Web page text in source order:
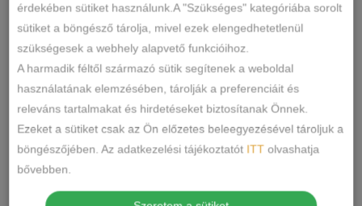
Lemila
Francia
Pamut
Bugyi
mennyiség
KOSÁRBA TESZEM
Márka: Lemila
MEGOSZTÁS
érdekében sütiket használunk.A "Szükséges" kategóriába sorolt
sütiket a böngésző tárolja, mivel ezek elengedhetetlenül
szükségesek a webhely alapvető funkcióihoz.
A harmadik féltől származó sütik segítenek a weboldal
használatának elemzésében, tárolják a preferenciáit és
releváns tartalmakat és hirdetéseket biztosítanak Önnek.
Ezeket a sütiket csak az Ön előzetes beleegyezésével tároljuk a
böngészőjében. Az adatkezelési tájékoztatót ITT olvashatja
bővebben.